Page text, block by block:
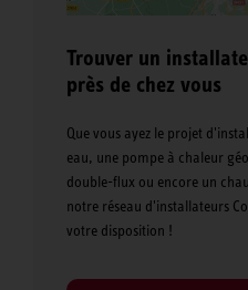
Trouver un
près de chez vous
Que vous ayez le projet
eau, une pompe à chaleur
double-flux ou encore un
notre réseau d'installateurs
votre disposition !